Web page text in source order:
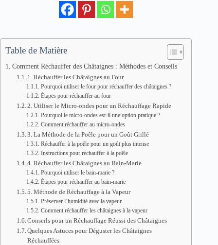
Table de Matière
Comment Réchauffer des Châtaignes : Méthodes et Conseils
1. Réchauffer les Châtaignes au Four
Pourquoi utiliser le four pour réchauffer des châtaignes ?
Étapes pour réchauffer au four
2. Utiliser le Micro-ondes pour un Réchauffage Rapide
Pourquoi le micro-ondes est-il une option pratique ?
Comment réchauffer au micro-ondes
3. La Méthode de la Poêle pour un Goût Grillé
Réchauffer à la poêle pour un goût plus intense
Instructions pour réchauffer à la poêle
4. Réchauffer les Châtaignes au Bain-Marie
Pourquoi utiliser le bain-marie ?
Étapes pour réchauffer au bain-marie
5. Méthode de Réchauffage à la Vapeur
Préserver l’humidité avec la vapeur
Comment réchauffer les châtaignes à la vapeur
Conseils pour un Réchauffage Réussi des Châtaignes
Quelques Astuces pour Déguster les Châtaignes
Réchauffées